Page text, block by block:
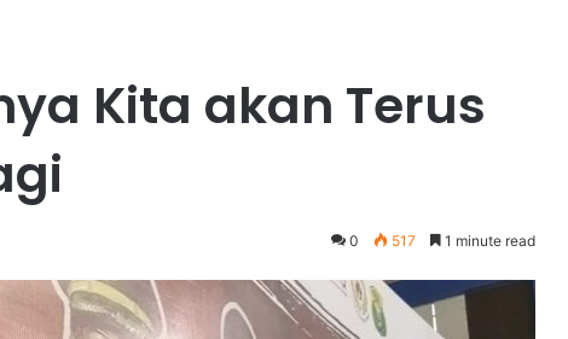
Kita akan Terus
0 517 1 minute read